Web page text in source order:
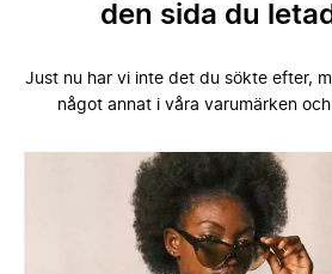
den sida du
Just nu har vi inte det du sökte efter,
något annat i våra varumärken